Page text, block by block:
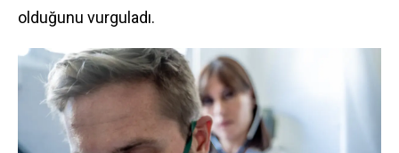
olduğunu vurguladı.